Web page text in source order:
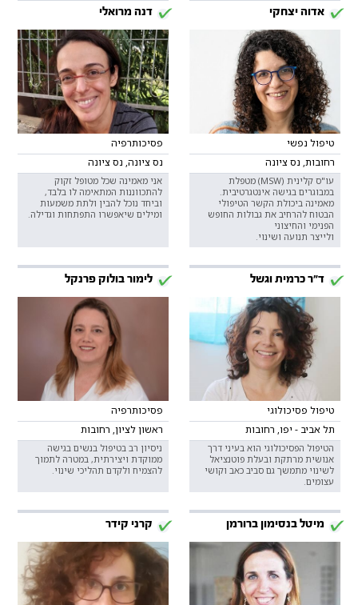
אדוה יצחקי
טיפול נפשי
רחובות, נס ציונה
עו"ס קלינית (MSW) מטפלת
במבוגרים בגישה אינטגרטיבית.
מאמינה ביכולת הקשר הטיפולי
הבטוח להרחיב את גבולות החופש
הפנימי והחיצוני
ולייצר תנועה ושינוי.
דנה מרואלי
פסיכותרפיה
נס ציונה, נס ציונה
אני מאמינה שכל מטופל זקוק
להתכווננות המתאימה לו בלבד,
וביחד נוכל להבין ולתת משמעות
ומילים שיאפשרו התפתחות וגדילה.
ד"ר כרמית וגשל
טיפול פסיכולוגי
תל אביב - יפו, רחובות
הטיפול הפסיכולוגי הוא בעיני דרך
אנושית מרתקת ובעלת פוטנציאל
לשינוי מתמשך גם סביב כאב וקושי
עצומים.
לימור בולוק פרנקל
פסיכותרפיה
ראשון לציון, רחובות
ניסיון רב בטיפול בנשים בגישה
ממוקדת ויצירתית, במטרה לתמוך
להצמיח ולקדם תהליכי שינוי.
מיטל בנסימון ברורמן קרני קידר